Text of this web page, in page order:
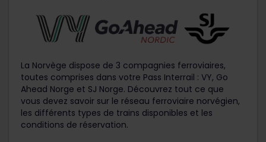
La Norvège dispose de 3 compagnies ferroviaires,
toutes comprises dans votre Pass Interrail : VY, Go
Ahead Norge et SJ Norge. Découvrez tout ce que
vous devez savoir sur le réseau ferroviaire norvégien,
les différents types de trains disponibles et les
conditions de réservation.